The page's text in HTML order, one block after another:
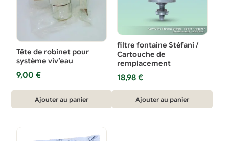
Tête de robinet pour
système viv’eau
9,00€
Ajouter au panier
filtre fontaine Stéfani /
Cartouche de
remplacement
18,98 €
Ajouter au panier